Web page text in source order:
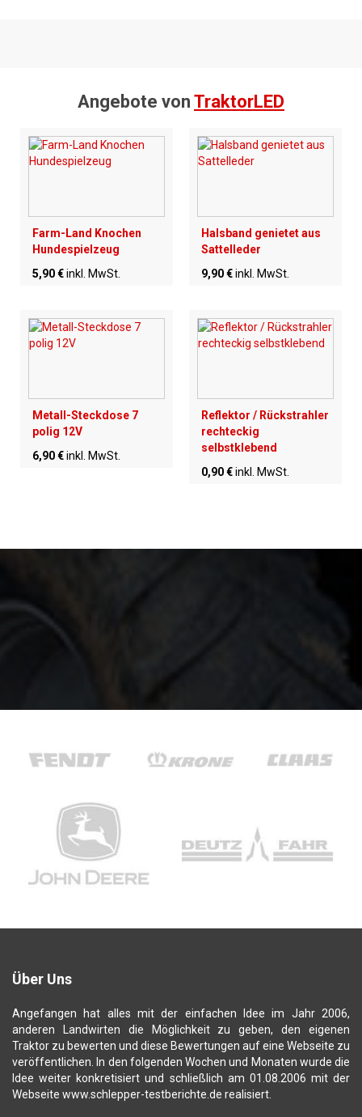
Angebote von TraktorLED
Farm-Land Knochen
Hundespielzeug
5,90 €inkl. MwSt.
Halsband genietet aus
Sattelleder
9,90 €inkl. MwSt.
Metall-Steckdose 7
polig 12V
6,90 €inkl. MwSt.
Reflektor / Rückstrahler
rechteckig
selbstklebend
0,90 €inkl. MwSt.
Über Uns
Angefangen hat alles mit der einfachen Idee im Jahr 2006,
anderen Landwirten die Möglichkeit zu geben, den eigenen
Traktor zu bewerten und diese Bewertungen auf eine Webseite zu
veröffentlichen. In den folgenden Wochen und Monaten wurde die
Idee weiter konkretisiert und schließlich am 01.08.2006 mit der
Webseite www.schlepper-testberichte.de realisiert.